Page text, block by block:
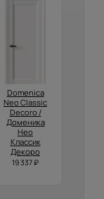
Domenica
Neo Classic
Decoro /
Доменика
Нео
Классик
Декоро
19 337 ₽